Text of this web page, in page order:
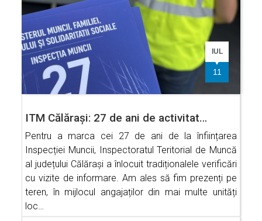
IUL
11
ITM Călărași: 27 de ani de activitat…
Pentru a marca cei 27 de ani de la înființarea
Inspecției Muncii, Inspectoratul Teritorial de Muncă
al județului Călărași a înlocuit tradiționalele verificări
cu vizite de informare. Am ales să fim prezenți pe
teren, în mijlocul angajaților din mai multe unități
loc…